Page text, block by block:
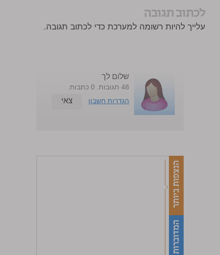
לכתוב תגובה
עלייך להיות רשומה למערכת כדי לכתוב תגובה.
שלום לך
48 תגובות. 0 כתבות.
הגדרות חשבון
צאי